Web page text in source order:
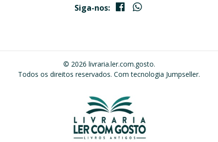
Siga-nos:
© 2026 livraria.ler.com.gosto.
Todos os direitos reservados. Com tecnologia Jumpseller.